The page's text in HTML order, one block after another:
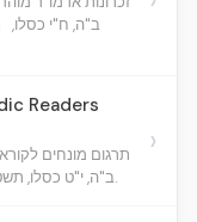
ב"ה, ח"י כסלו,
Readers
תרגום מונחים
ב"ה, י"ט כסלו, תשט"ו ברוקלין.
›